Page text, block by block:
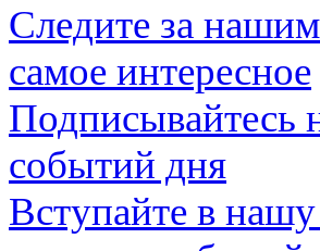
Следите за нашим
самое интересное
Подписывайтесь
событий дня
Вступайте в